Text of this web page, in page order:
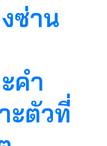
ซ่าน
คำ
ะตัวที่